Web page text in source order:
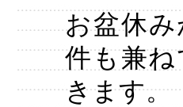
お盆休
件も兼
きます。